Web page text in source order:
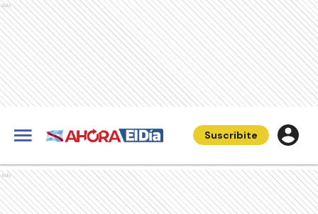
Ads
Suscribite
Ads